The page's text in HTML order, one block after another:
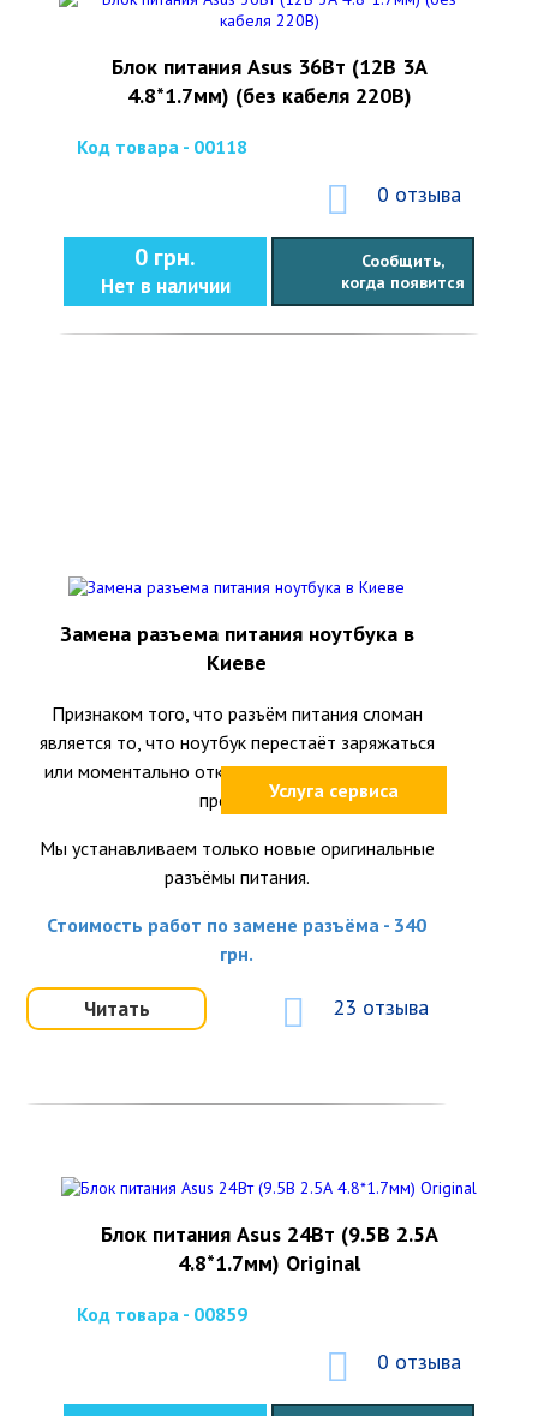
Блок питания Asus 36Вт (12В 3А
4.8*1.7мм) (без кабеля 220В)
Код товара - 00118
0 отзыва
0 грн.
Нет в наличии
Сообщить,
когда появится
Услуга сервиса
Замена разъема питания ноутбука в
Киеве
Признаком того, что разъём питания сломан
является то, что ноутбук перестаёт заряжаться
или моментально отключается при шевелении
провода.
Мы устанавливаем только новые оригинальные
разъёмы питания.
Стоимость работ по замене разъёма - 340
грн.
Читать 23 отзыва
Блок питания Asus 24Вт (9.5В 2.5А
4.8*1.7мм) Original
Код товара - 00859
0 отзыва